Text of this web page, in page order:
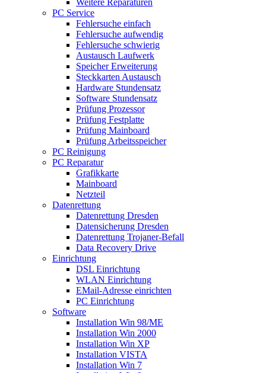
PC Service
Fehlersuche einfach
Fehlersuche aufwendig
Fehlersuche schwierig
Austausch Laufwerk
Speicher Erweiterung
Steckkarten Austausch
Hardware Stundensatz
Software Stundensatz
Prüfung Prozessor
Prüfung Festplatte
Prüfung Mainboard
Prüfung Arbeitsspeicher
PC Reinigung
PC Reparatur
Grafikkarte
Mainboard
Netzteil
Datenrettung
Datenrettung Dresden
Datensicherung Dresden
Datenrettung Trojaner-Befall
Data Recovery Drive
Einrichtung
DSL Einrichtung
WLAN Einrichtung
EMail-Adresse einrichten
PC Einrichtung
Software
Installation Win 98/ME
Installation Win 2000
Installation Win XP
Installation VISTA
Installation Win 7